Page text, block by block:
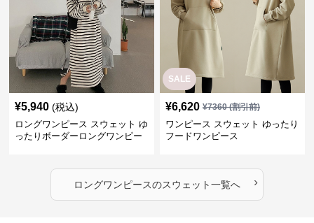
¥5,940 (税込)
ロングワンピース スウェット ゆ
ったりボーダーロングワンピー
SALE
¥6,620 ¥7360(割引前)
ワンピース スウェット ゆったり
フードワンピース
ロングワンピースのスウェット一覧へ ›